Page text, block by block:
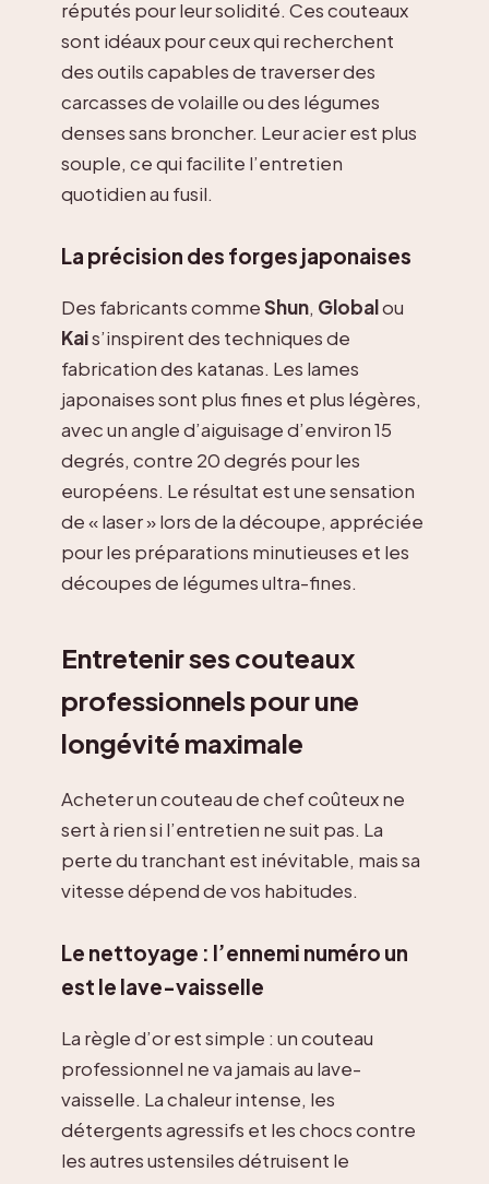
réputés pour leur solidité. Ces couteaux
sont idéaux pour ceux qui recherchent
des outils capables de traverser des
carcasses de volaille ou des légumes
denses sans broncher. Leur acier est plus
souple, ce qui facilite l’entretien
quotidien au fusil.
La précision des forges japonaises
Des fabricants commeShun, Globalou
Kais’inspirent des techniques de
fabrication des katanas. Les lames
japonaises sont plus fines et plus légères,
avec un angle d’aiguisage d’environ 15
degrés, contre 20 degrés pour les
européens. Le résultat est une sensation
de « laser » lors de la découpe, appréciée
pour les préparations minutieuses et les
découpes de légumes ultra-fines.
Entretenir ses couteaux
professionnels pour une
longévité maximale
Acheter un couteau de chef coûteux ne
sert à rien si l’entretien ne suit pas. La
perte du tranchant est inévitable, mais sa
vitesse dépend de vos habitudes.
Le nettoyage : l’ennemi numéro un
est le lave-vaisselle
La règle d’or est simple : un couteau
professionnel ne va jamais au lave-
vaisselle. La chaleur intense, les
détergents agressifs et les chocs contre
les autres ustensiles détruisent le